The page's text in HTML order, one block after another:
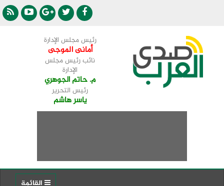
رئيس مجلس الإدارة
أمانى الموجى
نائب رئيس مجلس
الإدارة
م. حاتم الجوهري
رئيس التحرير
ياسر هاشم